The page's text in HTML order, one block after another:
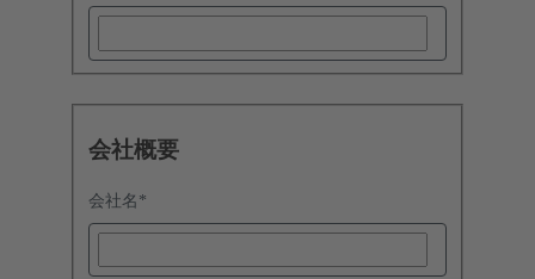
会社概要
会社名 *